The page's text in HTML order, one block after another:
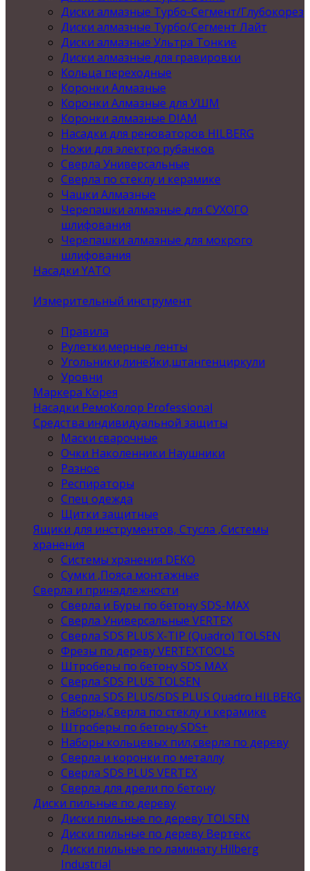
Диски алмазные Турбо-Сегмент/Глубокорез
Диски алмазные Турбо/Сегмент Лайт
Диски алмазные Ультра Тонкие
Диски алмазные для гравировки
Кольца переходные
Коронки Алмазные
Коронки Алмазные для УШМ
Коронки алмазные DIAM
Насадки для реноваторов HILBERG
Ножи для электро рубанков
Сверла Универсальные
Сверла по стеклу и керамике
Чашки Алмазные
Черепашки алмазные для СУХОГО
шлифования
Черепашки алмазные для мокрого
шлифования
Насадки YATO
Измерительный инструмент
Правила
Рулетки,мерные ленты
Угольники,линейки,штангенциркули
Уровни
Маркера Корея
Насадки РемоКолор Professional
Средства индивидуальной защиты
Маски сварочные
Очки Наколенники Наушники
Разное
Респираторы
Спец одежда
Щитки защитные
Ящики для инструментов, Стусла ,Системы
хранения
Системы хранения DEKO
Сумки ,Пояса монтажные
Сверла и принадлежности
Сверла и Буры по бетону SDS-MAX
Сверла Универсальные VERTEX
Сверла SDS PLUS X-TIP (Quadro) TOLSEN
Фрезы по дереву VERTEXTOOLS
Штроберы по бетону SDS MAX
Сверла SDS PLUS TOLSEN
Сверла SDS PLUS/SDS PLUS Quadro HILBERG
Наборы,Сверла по стеклу и керамике
Штроберы по бетону SDS+
Наборы кольцевых пил,сверла по дереву
Сверла и коронки по металлу
Сверла SDS PLUS VERTEX
Сверла для дрели по бетону
Диски пильные по дереву
Диски пильные по дереву TOLSEN
Диски пильные по дереву Вертекс
Диски пильные по ламинату Hilberg
Industrial